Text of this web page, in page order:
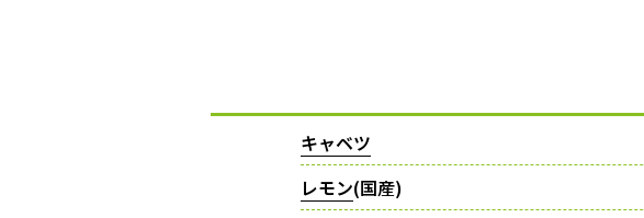
キャベツ
レモン(国産)